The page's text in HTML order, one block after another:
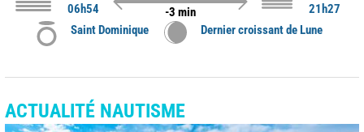
06h54
-3 min
21h27
Saint Dominique
Dernier croissant de Lune
ACTUALITÉ NAUTISME